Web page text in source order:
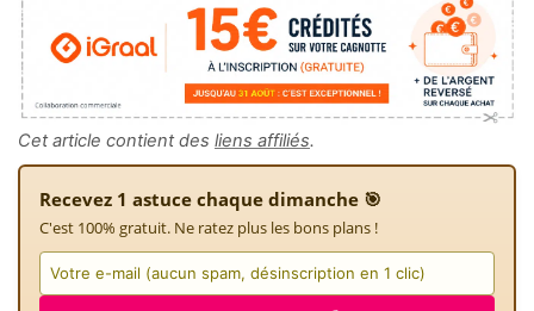
Cet article contient des liens affiliés.
Recevez 1 astuce chaque dimanche 🎯
C'est 100% gratuit. Ne ratez plus les bons plans !